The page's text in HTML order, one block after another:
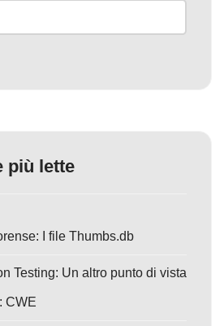
più lette
I file Thumbs.db
Testing: Un altro punto di vista
CWE